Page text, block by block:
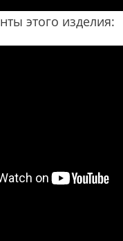
этого изделия: